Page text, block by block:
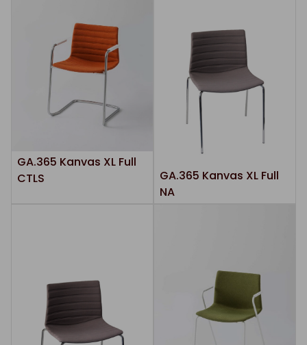
GA.365 Kanvas XL Full
CTLS
GA.365 Kanvas XL Full
NA